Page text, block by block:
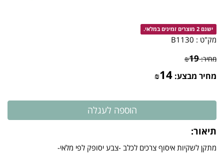
ישנם 2 מוצרים זמינים במלאי.
מק"ט : B1130
מחיר: ₪19
מחיר מבצע: ₪14
תיאור:
מתקן לשקיות איסוף צרכים לכלב -צבע יסופק לפי מלאי-